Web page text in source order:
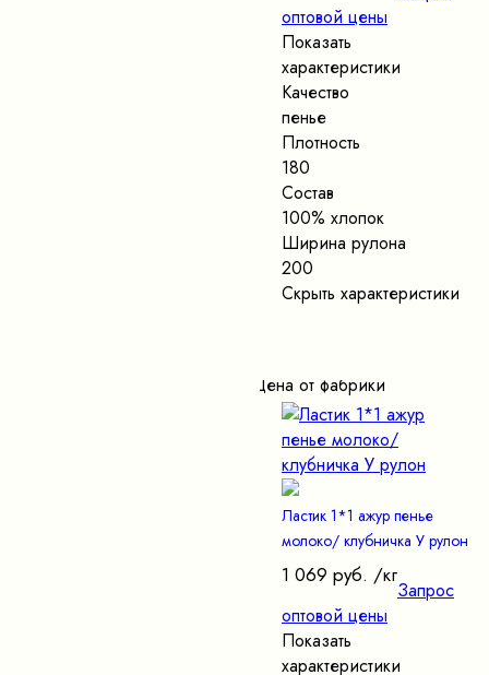
оптовой цены
Показать
характеристики
Качество
пенье
Плотность
180
Состав
100% хлопок
Ширина рулона
200
Скрыть характеристики
Цена от фабрики
Ластик 1*1 ажур пенье
молоко/ клубничка У рулон
1 069 руб. /кг
Запрос
оптовой цены
Показать
характеристики